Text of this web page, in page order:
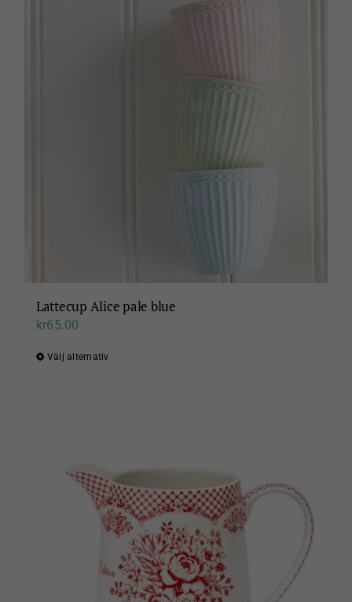
Lattecup Alice pale blue
kr65.00
Välj alternativDen
De
olika
alternativen
kan
väljas
på